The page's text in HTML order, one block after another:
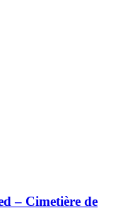
– Cimetière de